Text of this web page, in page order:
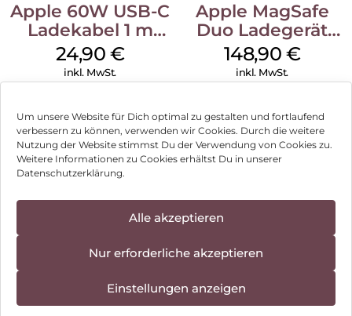
Um unsere Website für Dich optimal zu gestalten und fortlaufend
verbessern zu können, verwenden wir Cookies. Durch die weitere
Nutzung der Website stimmst Du der Verwendung von Cookies zu.
Weitere Informationen zu Cookies erhältst Du in unserer
Datenschutzerklärung.
Alle akzeptieren
Nur erforderliche akzeptieren
Einstellungen anzeigen
Apple 60W USB-C
Ladekabel 1 m
Weiß
24,90 €
inkl. MwSt.
Apple MagSafe
Duo Ladegerät
Weiß
148,90 €
inkl. MwSt.
Impressum
Hinweis zur Batterieentsorgung
Newsletter